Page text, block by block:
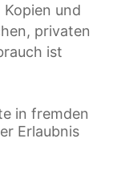
und
privaten
ist
in fremden
Erlaubnis